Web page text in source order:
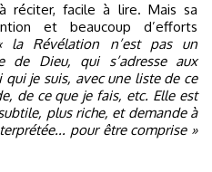
et beaucoup d’efforts
la Révélation n’est pas un
de Dieu, qui s’adresse aux
je suis, avec une liste de ce
de ce que je fais, etc. Elle est
plus riche, et demande à
pour être comprise »